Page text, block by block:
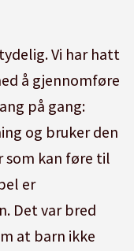
Vi har hatt
å gjennomføre
på gang:
og bruker den
som kan føre til
er
Det var bred
at barn ikke